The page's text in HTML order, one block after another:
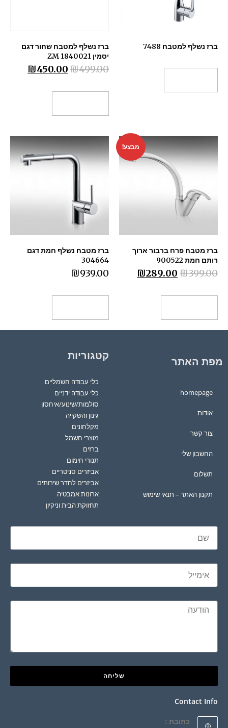
ברז נשלף למטבח 7488
ברז נשלף למטבח שחור דגם
יסמין 1840021 ZM
₪499.00
₪450.00
מבצע!
ברז מטבח פרח ברבור ארוך
רותם חמת 900522
₪399.00
₪289.00
ברז מטבח נשלף חמת דגם
304664
₪939.00
מפת האתר
homepage
אודות
צור קשר
החשבון שלי
תשלום
תקנון האתר – תנאי שימוש
קטגוריות
כלי עבודה חשמליים
כלי עבודה ידניים
סולמות/שינוע/איחסון
גינון והשקייה
מקלחונים
מוצרי חשמל
ברזים
תנורי חימום
אביזרים סניטריים
אביזרים לחדר שירותים
ארונות אמבטיה
תחזוקת הבית וניקיון
שליחה
Contact Info
כתובת :